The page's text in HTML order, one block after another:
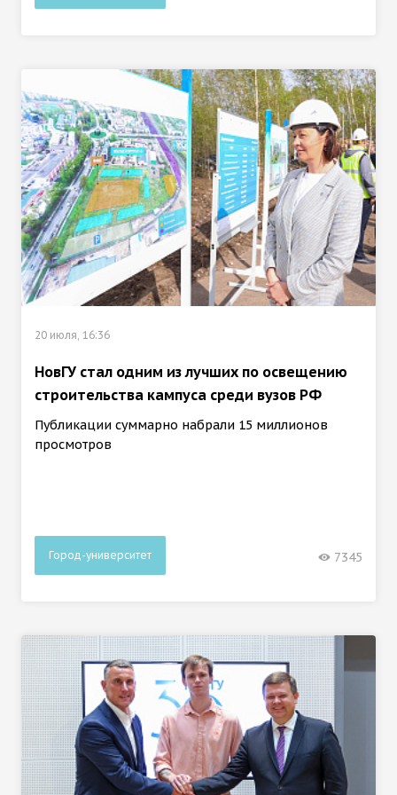
20 июля, 16:36
НовГУ стал одним из лучших по освещению
строительства кампуса среди вузов РФ
Публикации суммарно набрали 15 миллионов
просмотров
Город-университет 7345